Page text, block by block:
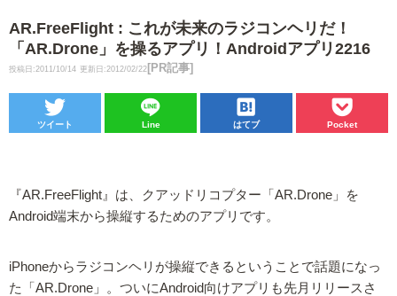
AR.FreeFlight : これが未来のラジコンヘリだ！
「AR.Drone」を操るアプリ！Androidアプリ2216
投稿日:2011/10/14 更新日:2012/02/22 [PR記事]
ツイート Line はてブ Pocket
『AR.FreeFlight』は、クアッドリコプター「AR.Drone」を
Android端末から操縦するためのアプリです。
iPhoneからラジコンヘリが操縦できるということで話題になっ
た「AR.Drone」。ついにAndroid向けアプリも先月リリースさ